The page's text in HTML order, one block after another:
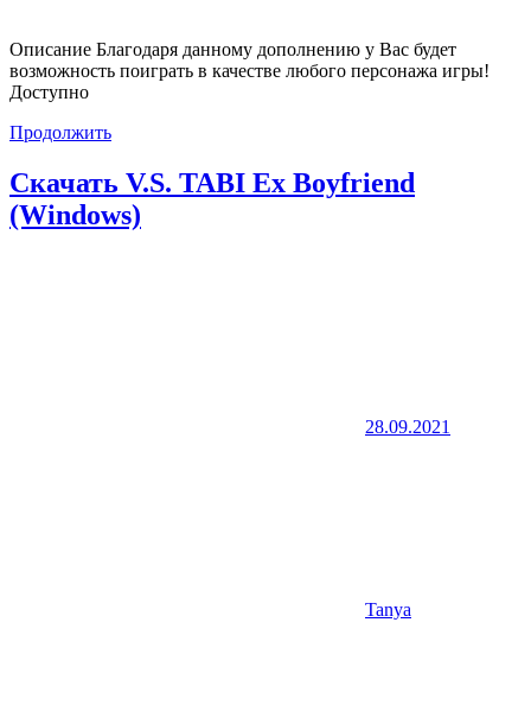
Описание Благодаря данному дополнению у Вас будет
возможность поиграть в качестве любого персонажа игры!
Доступно
Продолжить
Скачать V.S. TABI Ex Boyfriend
(Windows)
28.09.2021
Tanya